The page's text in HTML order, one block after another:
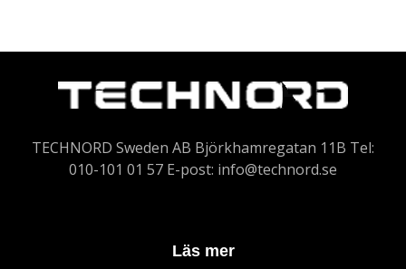
TECHNORD Sweden AB Björkhamregatan 11B Tel:
010-101 01 57 E-post: info@technord.se
Läs mer